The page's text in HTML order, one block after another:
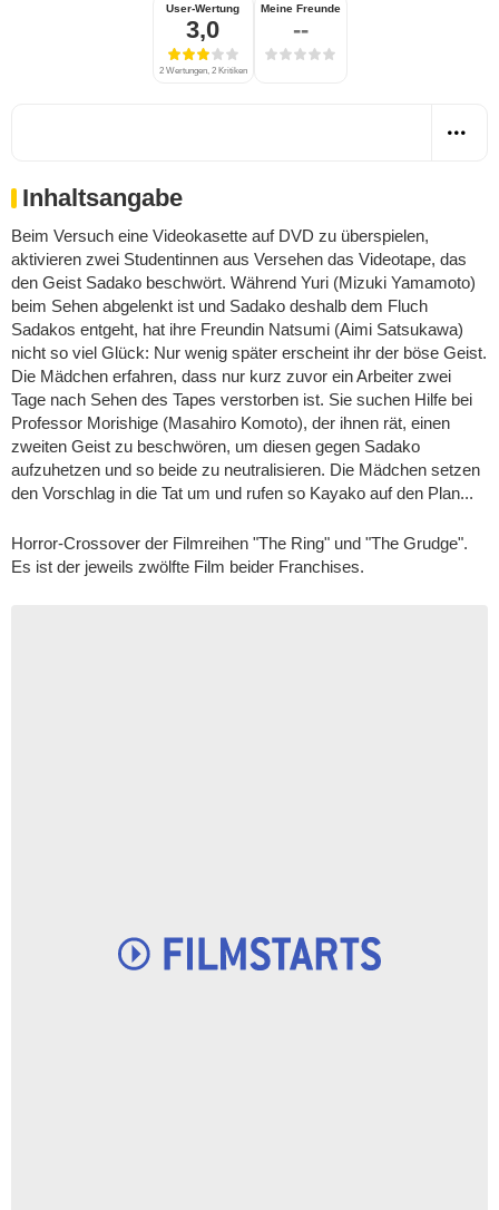
User-Wertung
3,0
2 Wertungen, 2 Kritiken
Meine Freunde
--
Inhaltsangabe
Beim Versuch eine Videokasette auf DVD zu überspielen,
aktivieren zwei Studentinnen aus Versehen das Videotape, das
den Geist Sadako beschwört. Während Yuri (Mizuki Yamamoto)
beim Sehen abgelenkt ist und Sadako deshalb dem Fluch
Sadakos entgeht, hat ihre Freundin Natsumi (Aimi Satsukawa)
nicht so viel Glück: Nur wenig später erscheint ihr der böse Geist.
Die Mädchen erfahren, dass nur kurz zuvor ein Arbeiter zwei
Tage nach Sehen des Tapes verstorben ist. Sie suchen Hilfe bei
Professor Morishige (Masahiro Komoto), der ihnen rät, einen
zweiten Geist zu beschwören, um diesen gegen Sadako
aufzuhetzen und so beide zu neutralisieren. Die Mädchen setzen
den Vorschlag in die Tat um und rufen so Kayako auf den Plan...
Horror-Crossover der Filmreihen "The Ring" und "The Grudge".
Es ist der jeweils zwölfte Film beider Franchises.